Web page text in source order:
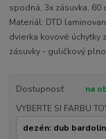
spodná, 3x zásuvka, 60
Materiál: DTD
dvierka kovové úchytky
zásuvky - guličkový
Dostupnosť
na
VYBERTE SI FARBU